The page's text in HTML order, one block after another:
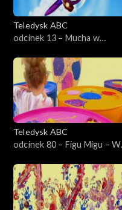
Teledysk ABC
odcinek 13 – Mucha w
Teledysk ABC
odcinek 80 – Figu Migu – W